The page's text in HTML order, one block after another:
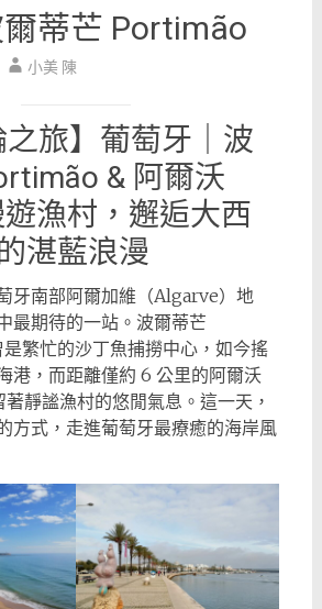
蒂芒 Portimão
小美 陳
之旅】葡萄牙｜波
& 阿爾沃
漁村，邂逅大西
湛藍浪漫
牙南部阿爾加維（Algarve）地
最期待的一站。波爾蒂芒
繁忙的沙丁魚捕撈中心，如今搖
港，而距離僅約 6 公里的阿爾沃
著靜謐漁村的悠閒氣息。這一天，
方式，走進葡萄牙最療癒的海岸風